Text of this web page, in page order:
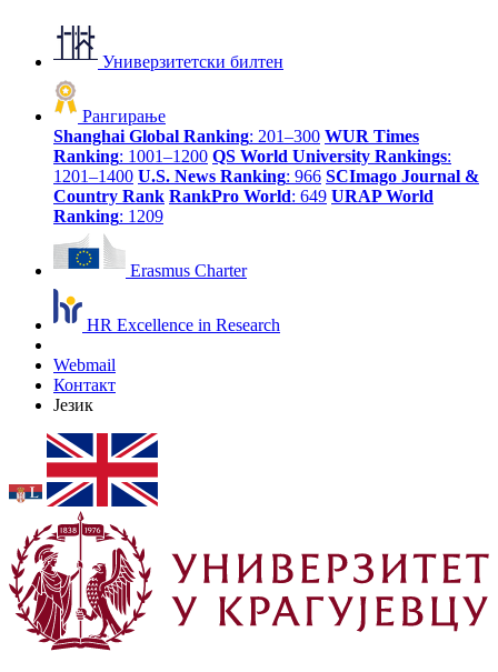
Универзитетски билтен
Рангирање
Shanghai Global Ranking: 201–300 WUR Times
Ranking: 1001–1200 QS World University Rankings:
1201–1400 U.S. News Ranking: 966 SCImago Journal &
Country Rank RankPro World: 649 URAP World
Ranking: 1209
Erasmus Charter
HR Excellence in Research
Webmail
Контакт
Језик